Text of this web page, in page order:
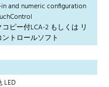
and numeric configuration
コピー付LCA-2 もしくは リ
ントロールソフト
LED